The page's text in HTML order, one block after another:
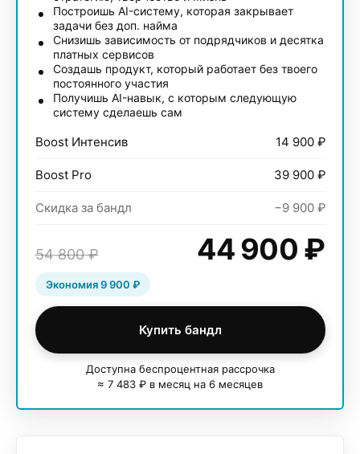
Построишь AI-систему, которая закрывает
задачи без доп. найма
Снизишь зависимость от подрядчиков и десятка
платных сервисов
Создашь продукт, который работает без твоего
постоянного участия
Получишь AI-навык, с которым следующую
систему сделаешь сам
Boost Интенсив 14 900₽
Boost Pro 39 900₽
Скидка за бандл −9 900₽
54 800₽ 44 900 ₽
Экономия9 900 ₽
Купить бандл
Доступна беспроцентная рассрочка
≈ 7 483 ₽ в месяц на 6 месяцев